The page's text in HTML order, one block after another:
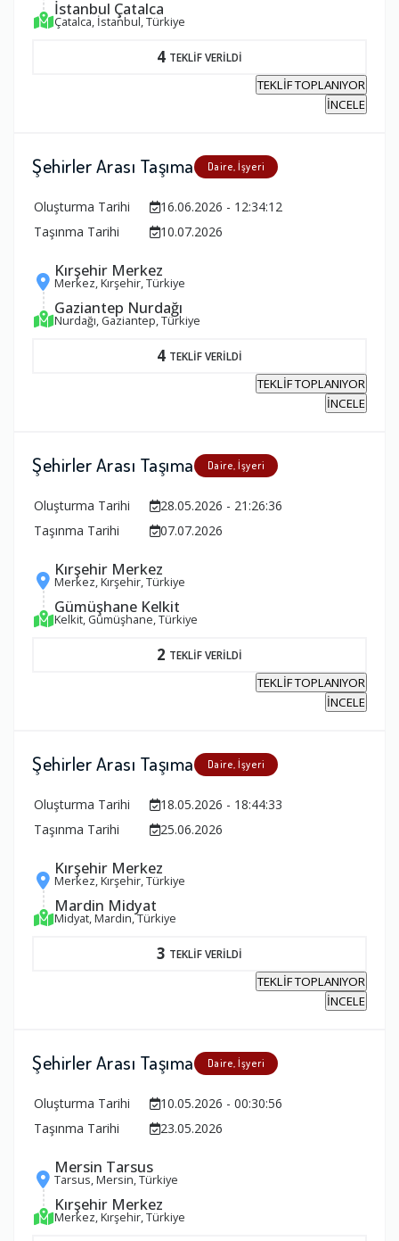
İstanbul Çatalca
Çatalca, İstanbul, Türkiye
4 TEKLİF VERİLDİ
TEKLİF TOPLANIYOR
İNCELE
Şehirler Arası Taşıma Daire, İşyeri
Oluşturma Tarihi
16.06.2026 - 12:34:12
Taşınma Tarihi
10.07.2026
Kırşehir Merkez
Merkez, Kırşehir, Türkiye
Gaziantep Nurdağı
Nurdağı, Gaziantep, Türkiye
4 TEKLİF VERİLDİ
TEKLİF TOPLANIYOR
İNCELE
Şehirler Arası Taşıma Daire, İşyeri
Oluşturma Tarihi
28.05.2026 - 21:26:36
Taşınma Tarihi
07.07.2026
Kırşehir Merkez
Merkez, Kırşehir, Türkiye
Gümüşhane Kelkit
Kelkit, Gümüşhane, Türkiye
2 TEKLİF VERİLDİ
TEKLİF TOPLANIYOR
İNCELE
Şehirler Arası Taşıma Daire, İşyeri
Oluşturma Tarihi
18.05.2026 - 18:44:33
Taşınma Tarihi
25.06.2026
Kırşehir Merkez
Merkez, Kırşehir, Türkiye
Mardin Midyat
Midyat, Mardin, Türkiye
3 TEKLİF VERİLDİ
TEKLİF TOPLANIYOR
İNCELE
Şehirler Arası Taşıma Daire, İşyeri
Oluşturma Tarihi
10.05.2026 - 00:30:56
Taşınma Tarihi
23.05.2026
Mersin Tarsus
Tarsus, Mersin, Türkiye
Kırşehir Merkez
Merkez, Kırşehir, Türkiye